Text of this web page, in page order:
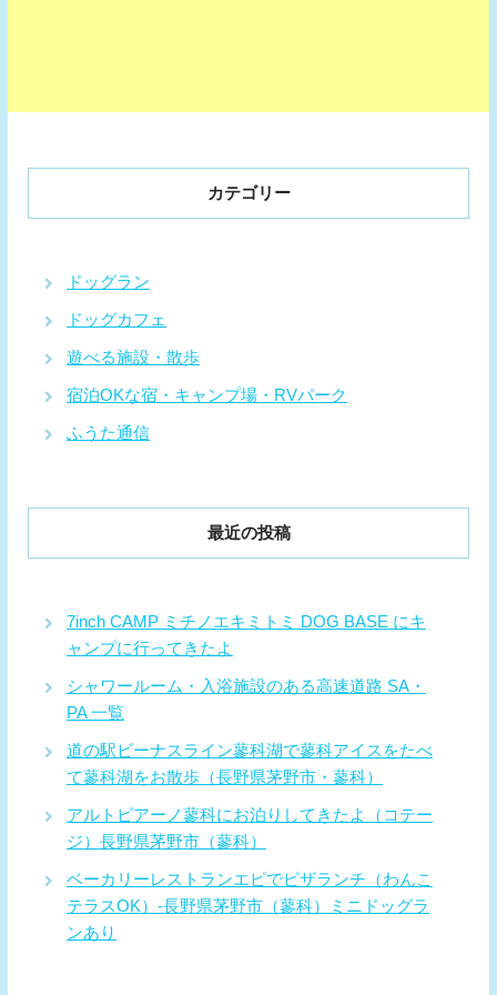
カテゴリー
ドッグラン
ドッグカフェ
遊べる施設・散歩
宿泊OKな宿・キャンプ場・RVパーク
ふうた通信
最近の投稿
7inch CAMP ミチノエキミトミ DOG BASE にキ
ャンプに行ってきたよ
シャワールーム・入浴施設のある高速道路 SA・
PA 一覧
道の駅ビーナスライン蓼科湖で蓼科アイスをたべ
て蓼科湖をお散歩（長野県茅野市・蓼科）
アルトピアーノ蓼科にお泊りしてきたよ（コテー
ジ）長野県茅野市（蓼科）
ベーカリーレストランエピでピザランチ（わんこ
テラスOK）-長野県茅野市（蓼科）ミニドッグラ
ンあり